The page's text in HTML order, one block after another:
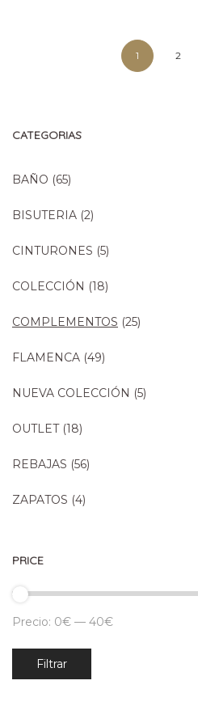
1 2
CATEGORIAS
BAÑO (65)
BISUTERIA (2)
CINTURONES (5)
COLECCIÓN (18)
COMPLEMENTOS (25)
FLAMENCA (49)
NUEVA COLECCIÓN (5)
OUTLET (18)
REBAJAS (56)
ZAPATOS (4)
PRICE
Precio
mínimo
Precio
máximo
Filtrar
Precio: 0€ — 40€